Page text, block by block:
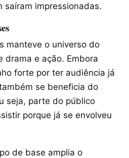
saíram impressionadas.
manteve o universo do
drama e ação. Embora
forte por ter audiência já
se beneficia do
seja, parte do público
porque já se envolveu
de base amplia o